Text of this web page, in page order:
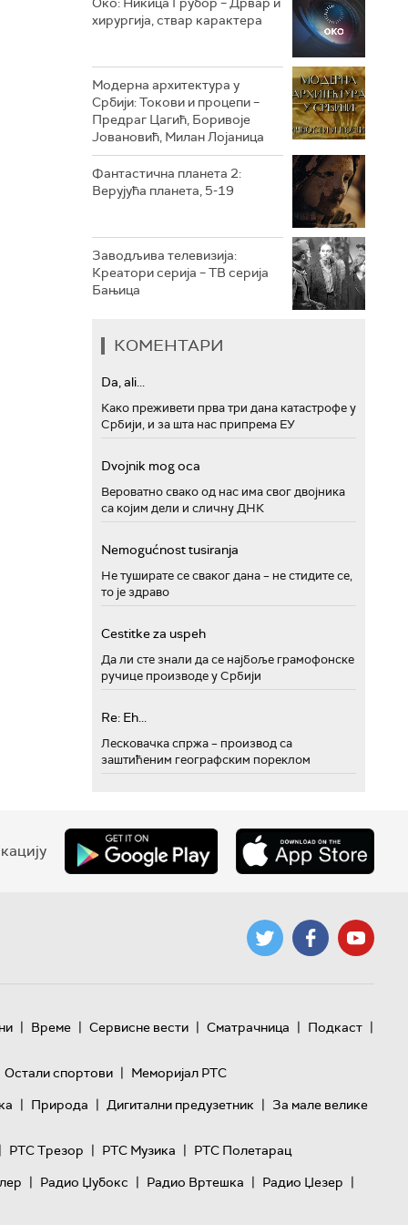
РТС ТРЕЗОР
РТС МУЗИКА
РТС ПОЛЕТАРАЦ
хирургија, ствар карактера
Модерна архитектура у
Србији: Токови и процепи –
Предраг Цагић, Боривоје
Јовановић, Милан Лојаница
Фантастична планета 2:
Верујућа планета, 5-19
Заводљива телевизија:
Креатори серија – ТВ серија
Бањица
КОМЕНТАРИ
Da, ali...
Како преживети прва три дана катастрофе у
Србији, и за шта нас припрема ЕУ
Dvojnik mog oca
Вероватно свако од нас има свог двојника
са којим дели и сличну ДНК
Nemogućnost tusiranja
Не туширате се сваког дана – не стидите се,
то је здраво
Cestitke za uspeh
Да ли сте знали да се најбоље грамофонске
ручице производе у Србији
Re: Eh...
Лесковачка спржа – производ са
заштићеним географским пореклом
| Време | Сервисне вести | Сматрачница | Подкаст |
Остали спортови | Меморијал РТС
| Природа | Дигитални предузетник | За мале велике
| РТС Трезор | РТС Музика | РТС Полетарац
| Радио Џубокс | Радио Вртешка | Радио Џезер |